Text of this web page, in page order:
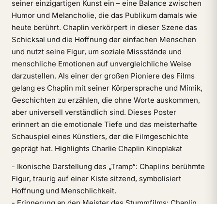
seiner einzigartigen Kunst ein – eine Balance zwischen
Humor und Melancholie, die das Publikum damals wie
heute berührt. Chaplin verkörpert in dieser Szene das
Schicksal und die Hoffnung der einfachen Menschen
und nutzt seine Figur, um soziale Missstände und
menschliche Emotionen auf unvergleichliche Weise
darzustellen. Als einer der großen Pioniere des Films
gelang es Chaplin mit seiner Körpersprache und Mimik,
Geschichten zu erzählen, die ohne Worte auskommen,
aber universell verständlich sind. Dieses Poster
erinnert an die emotionale Tiefe und das meisterhafte
Schauspiel eines Künstlers, der die Filmgeschichte
geprägt hat. Highlights Charlie Chaplin Kinoplakat
- Ikonische Darstellung des „Tramp“: Chaplins berühmte
Figur, traurig auf einer Kiste sitzend, symbolisiert
Hoffnung und Menschlichkeit.